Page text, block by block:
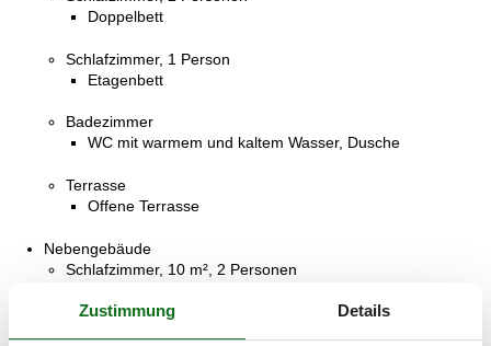
Doppelbett
Schlafzimmer, 1 Person
Etagenbett
Badezimmer
WC mit warmem und kaltem Wasser, Dusche
Terrasse
Offene Terrasse
Nebengebäude
Schlafzimmer, 10 m², 2 Personen
Zustimmung Details